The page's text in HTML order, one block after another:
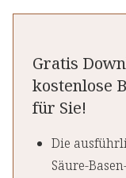
Gratis
kostenlose
für Sie!
Die
Säure-